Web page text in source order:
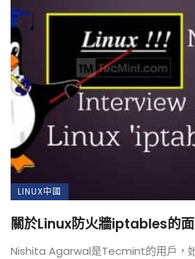
LINUX中國
關於Linux防火牆iptables的
Nishita Agarwal是Tecmint的用戶，